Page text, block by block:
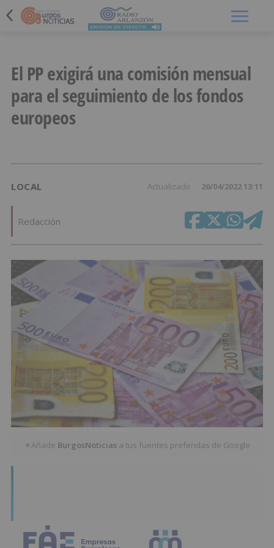
El PP exigirá una comisión mensual
para el seguimiento de los fondos
europeos
LOCAL Actualizado 26/04/2022 13:11
Redacción
★Añade BurgosNoticias a tus fuentes preferidas de Google